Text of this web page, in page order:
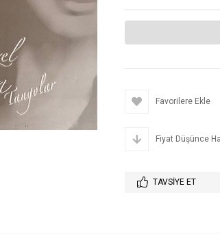
Favorilere Ekle
Fiyat Düşünce
TAVSIYE ET